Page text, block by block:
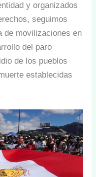
y organizados
seguimos
de movilizaciones en
del paro
de los pueblos
establecidas